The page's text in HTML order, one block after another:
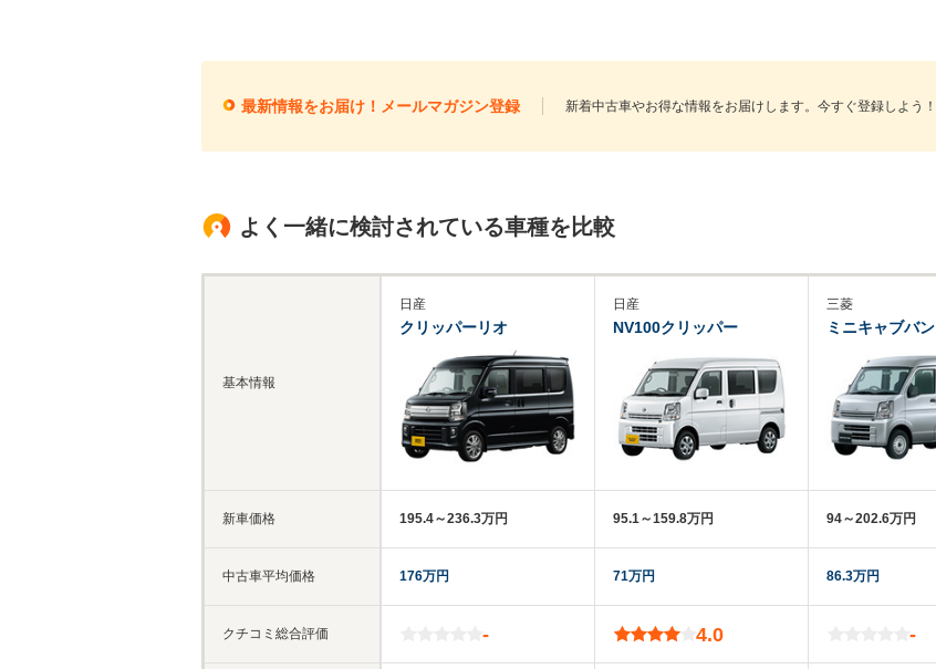
最新情報をお届け！メールマガジン登録 新着中古車やお得な情報をお届けします。今すぐ登録しよう！
よく一緒に検討されている車種を比較
基本情報
新車価格
中古車平均価格
クチコミ総合評価
日産
クリッパーリオ
195.4～236.3万円
176万円
-
日産
NV100クリッパー
95.1～159.8万円
71万円
4.0
三菱
ミニキャブバン
94～202.6万円
86.3万円
-